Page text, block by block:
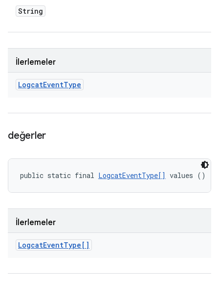
String
İlerlemeler
LogcatEventType
değerler
public static final LogcatEventType[] values ()
İlerlemeler
LogcatEventType[]